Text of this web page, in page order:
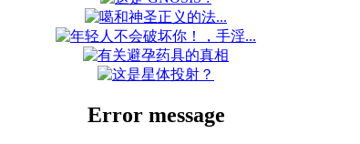
Error message